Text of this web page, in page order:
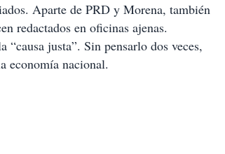
Aparte de PRD y Morena, también
redactados en oficinas ajenas.
“causa justa”. Sin pensarlo dos veces,
economía nacional.